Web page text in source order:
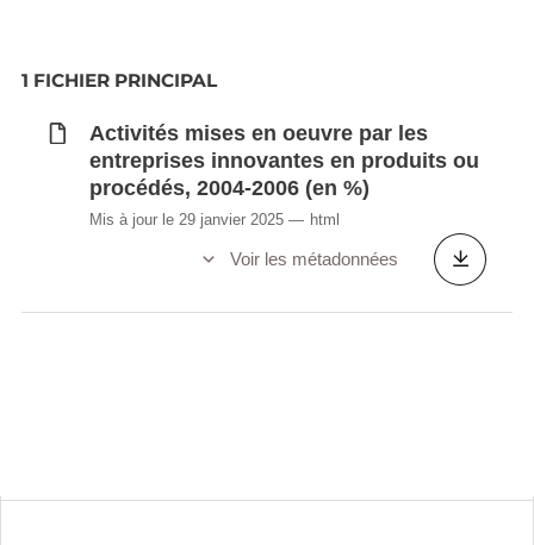
1 FICHIER PRINCIPAL
Activités mises en oeuvre par les
entreprises innovantes en produits ou
procédés, 2004-2006 (en %)
Mis à jour le 29 janvier 2025 html
Voir les métadonnées